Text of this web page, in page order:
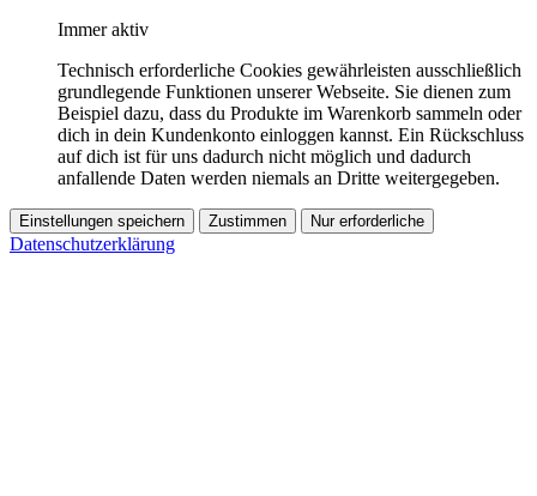
Immer aktiv
Technisch erforderliche Cookies gewährleisten ausschließlich
grundlegende Funktionen unserer Webseite. Sie dienen zum
Beispiel dazu, dass du Produkte im Warenkorb sammeln oder
dich in dein Kundenkonto einloggen kannst. Ein Rückschluss
auf dich ist für uns dadurch nicht möglich und dadurch
anfallende Daten werden niemals an Dritte weitergegeben.
Einstellungen speichern Zustimmen Nur erforderliche
Datenschutzerklärung